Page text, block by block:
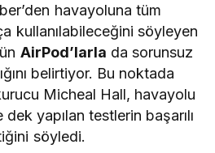
havayoluna tüm
kullanılabileceğini söyleyen
AirPod’larla da sorunsuz
belirtiyor. Bu noktada
Micheal Hall, havayolu
yapılan testlerin başarılı
söyledi.